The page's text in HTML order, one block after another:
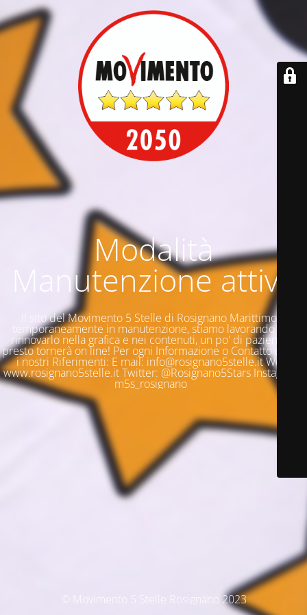
Modalità
Manutenzione attiva
Il sito del Movimento 5 Stelle di Rosignano Marittimo è
temporaneamente in manutenzione, stiamo lavorando per
rinnovarlo nella grafica e nei contenuti, un po' di pazienza e
presto tornerà on line! Per ogni Informazione o Contatto questi
i nostri Riferimenti: E mail: info@rosignano5stelle.it Web:
www.rosignano5stelle.it Twitter: @Rosignano5Stars Instagram:
m5s_rosignano
© Movimento 5 Stelle Rosignano 2023